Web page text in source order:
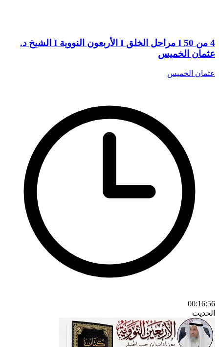
4 من 50 I مراحل الخلق I الأربعون النووية I الشيخ د.
عثمان الخميس
عثمان الخميس
00:16:56
الحديث